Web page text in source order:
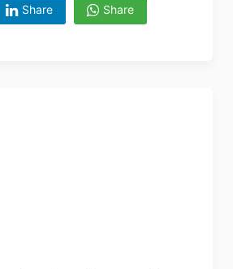
Share Share